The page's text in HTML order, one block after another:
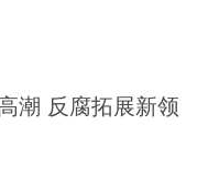
潮 反腐拓展新领